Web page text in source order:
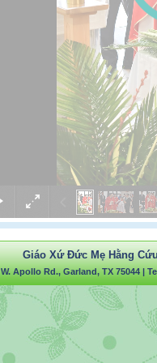
Giáo Xứ Đức Mẹ Hằng
Apollo Rd., Garland, TX 75044|